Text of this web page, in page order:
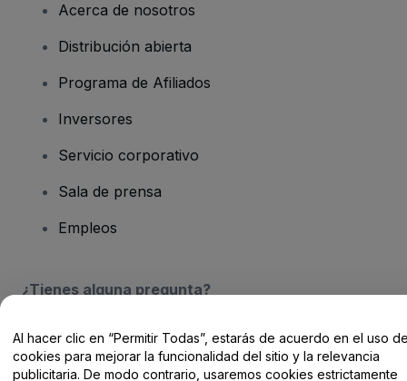
Acerca de nosotros
Distribución abierta
Programa de Afiliados
Inversores
Servicio corporativo
Sala de prensa
Empleos
¿Tienes alguna pregunta?
Centro de Ayuda / Contacto
Al hacer clic en “Permitir Todas”, estarás de acuerdo en el uso
cookies para mejorar la funcionalidad del sitio y la relevancia
publicitaria. De modo contrario, usaremos cookies estrictamente